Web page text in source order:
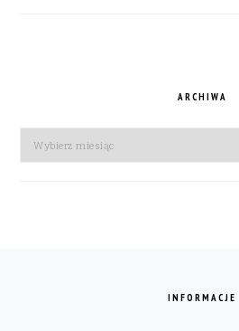
ARCHIWA
Archiwa
INFORMACJE